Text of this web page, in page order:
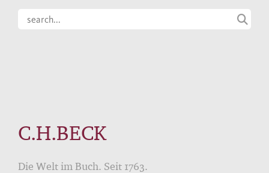
C.H.BECK
Die Welt im Buch. Seit 1763.